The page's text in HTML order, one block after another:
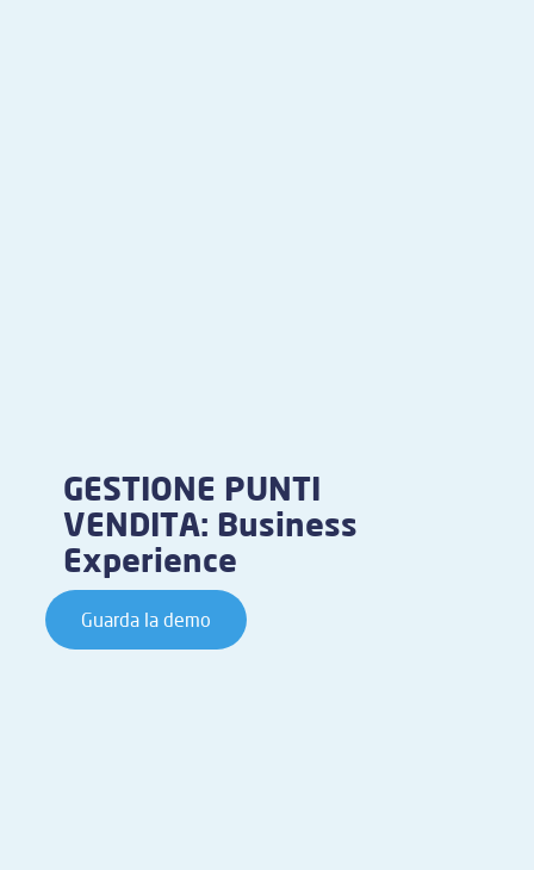
GESTIONE PUNTI
VENDITA: Business
Experience
Guarda la demo